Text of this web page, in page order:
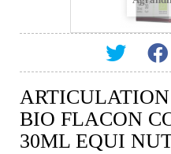
BIO FLACON
30ML EQUI